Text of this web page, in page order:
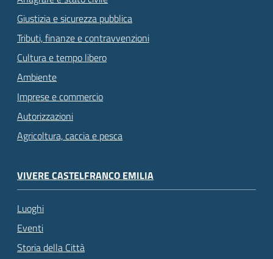
Giustizia e sicurezza pubblica
Tributi, finanze e contravvenzioni
Cultura e tempo libero
Ambiente
Imprese e commercio
Autorizzazioni
Agricoltura, caccia e pesca
VIVERE CASTELFRANCO EMILIA
Luoghi
Eventi
Storia della Città